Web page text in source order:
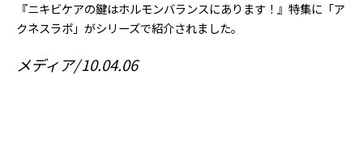
『ニキビケアの鍵はホルモンバランスにあります！』特集に「ア
クネスラボ」がシリーズで紹介されました。
メディア 10.04.06